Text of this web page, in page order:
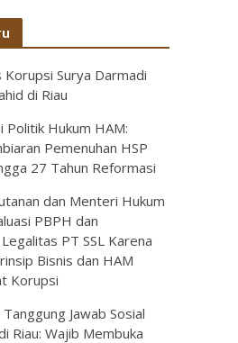
Korupsi Surya Darmadi
di Riau
Politik Hukum HAM:
Pemenuhan HSP
27 Tahun Reformasi
dan Menteri Hukum
PBPH dan
PT SSL Karena
Bisnis dan HAM
Korupsi
Jawab Sosial
Riau: Wajib Membuka